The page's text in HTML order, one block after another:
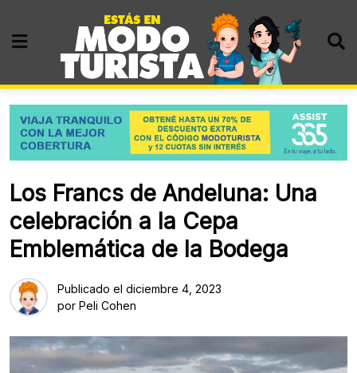
content
Los Francs de Andeluna: Una
celebración a la Cepa
Emblemática de la Bodega
Publicado el diciembre 4, 2023
por Peli Cohen